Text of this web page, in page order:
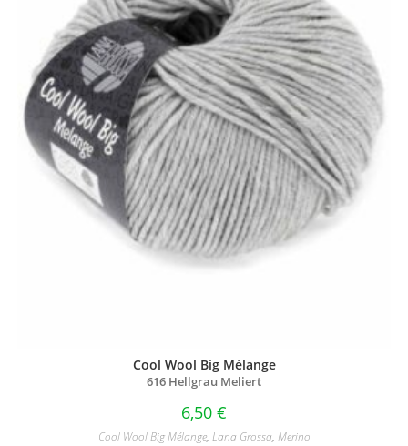
Cool Wool Big Mélange
616 Hellgrau Meliert
6,50 €
Cool Wool Big Mélange, Lana Grossa, Merino